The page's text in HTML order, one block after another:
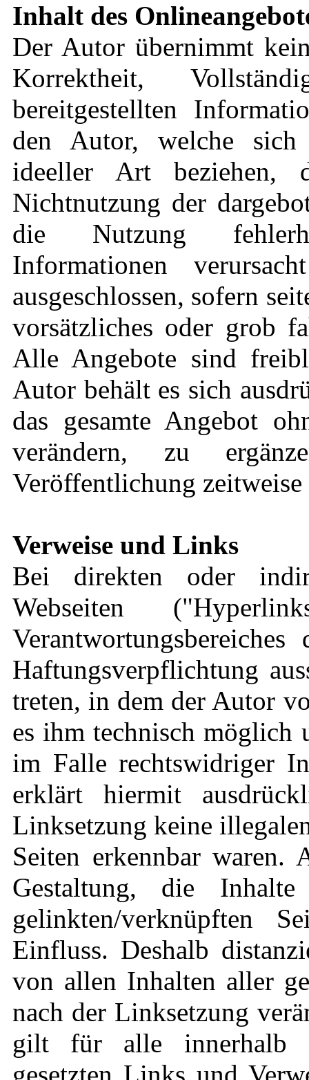
Inhalt des
Der Autor übernimmt
Korrektheit,
bereitgestellten
den Autor, welche sich
ideeller Art beziehen,
Nichtnutzung der
die Nutzung
Informationen
ausgeschlossen, sofern
vorsätzliches oder grob
Alle Angebote sind
Autor behält es sich
das gesamte Angebot
verändern, zu
Veröffentlichung
Verweise und Links
Bei direkten oder
Webseiten
Haftungsverpflichtung
treten, in dem der Autor
es ihm technisch möglich
im Falle rechtswidriger
erklärt hiermit
Linksetzung keine
Seiten erkennbar
Gestaltung, die
gelinkten/verknüpften
Einfluss. Deshalb
von allen Inhalten aller
nach der Linksetzung
gilt für alle innerhalb